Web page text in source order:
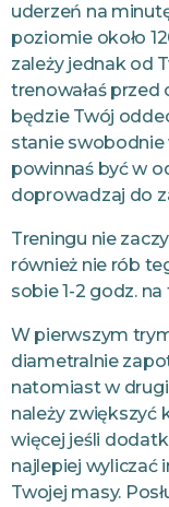
uderzeń na
poziomie około
zależy jednak od
trenowałaś przed
będzie Twój
stanie swobodnie
powinnaś być w
doprowadzaj do
Treningu nie
również nie rób
sobie 1-2 godz. na
W pierwszym
diametralnie
natomiast w
należy zwiększyć
więcej jeśli
najlepiej wyliczać
Twojej masy.